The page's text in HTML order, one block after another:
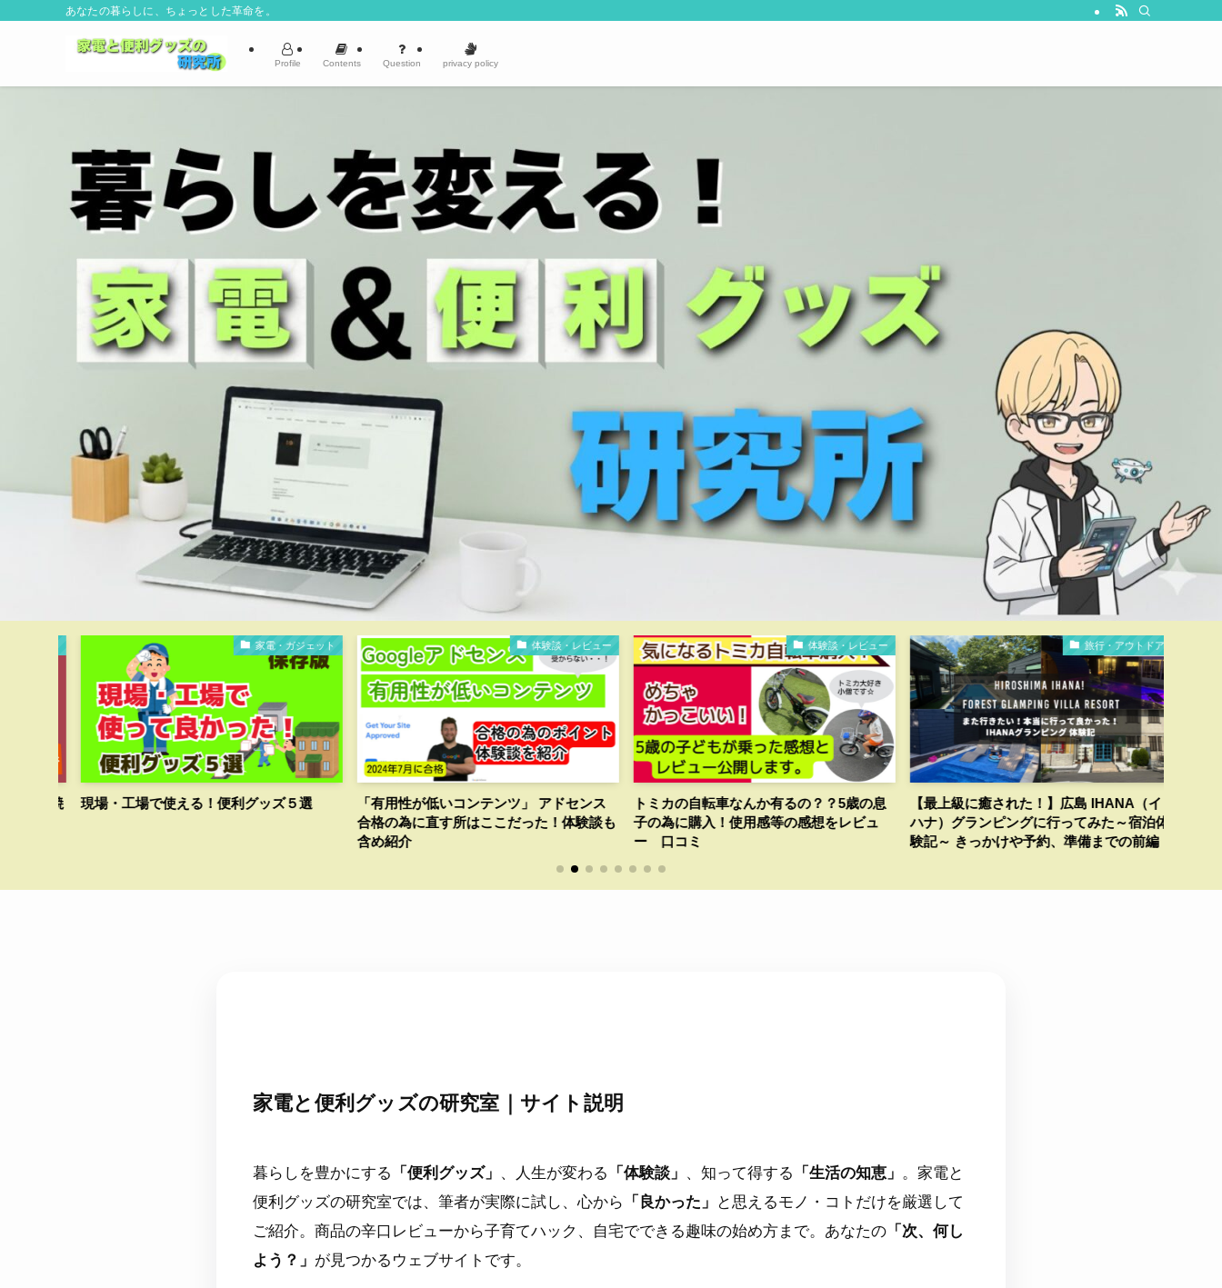
あなたの暮らしに、ちょっとした革命を。
Profile Contents Question privacy policy
家電・ガジェット
使える！便利グッズ５選
体験談・レビュー
「有用性が低いコンテンツ」 アドセンス
合格の為に直す所はここだった！体験談も
体験談・レビュー
トミカの自転車なんか有るの？？5歳の息
子の為に購入！使用感等の感想をレビュ
旅行・アウトドア
【最上級に癒された！】広島 IHANA（イ
ハナ）グランピングに行ってみた～宿泊体
験記～ きっかけや予約、準備までの前編
猛暑の冷却に最適！2024年衣
レーランキング紹介
家電と便利グッズの研究室｜サイト説明
暮らしを豊かにする 「便利グッズ」 、人生が変わる 「体験談」 、知って得する 「生活の知恵」
。家電と
便利グッズの研究室では、筆者が実際に試し、心から
「良かった」
と思えるモノ・コトだけを厳選して
ご紹介。商品の辛口レビューから子育てハック、自宅でできる趣味の始め方まで。あなたの 「次、何し
よう？」 が見つかるウェブサイトです。